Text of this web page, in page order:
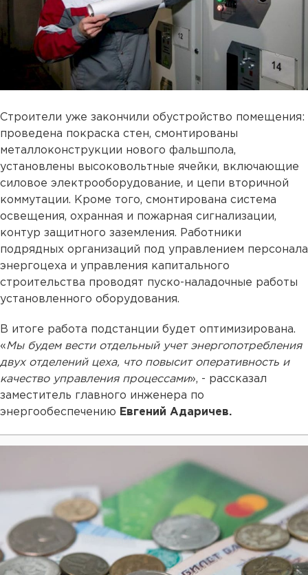
Строители уже закончили обустройство помещения:
проведена покраска стен, смонтированы
металлоконструкции нового фальшпола,
установлены высоковольтные ячейки, включающие
силовое электрооборудование, и цепи вторичной
коммутации. Кроме того, смонтирована система
освещения, охранная и пожарная сигнализации,
контур защитного заземления. Работники
подрядных организаций под управлением персонала
энергоцеха и управления капитального
строительства проводят пуско-наладочные работы
установленного оборудования.
В итоге работа подстанции будет оптимизирована.
« Мы будем вести отдельный учет энергопотребления
двух отделений цеха, что повысит оперативность и
качество управления процессами», - рассказал
заместитель главного инженера по
энергообеспечению Евгений Адаричев.